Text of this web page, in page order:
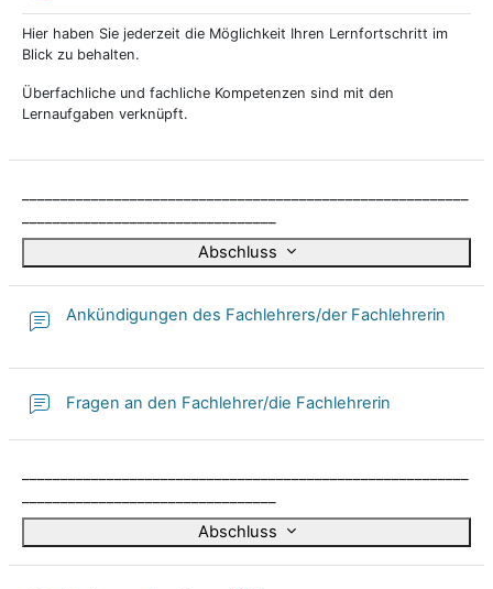
Hier haben Sie jederzeit die Möglichkeit Ihren Lernfortschritt im
Blick zu behalten.
Überfachliche und fachliche Kompetenzen sind mit den
Lernaufgaben verknüpft.
Abschluss
Ankündigungen des Fachlehrers/der Fachlehrerin
Fragen an den Fachlehrer/die Fachlehrerin
Abschluss